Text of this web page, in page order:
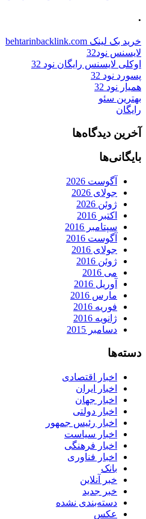
.
خرید بک لینک behtarinbacklink.com
لایسنس نود32
اوکلی لایسنس رایگان نود 32
پسورد نود 32
همیار نود 32
بهترین سئو
رایگان
آخرین دیدگاه‌ها
بایگانی‌ها
آگوست 2026
جولای 2026
ژوئن 2026
اکتبر 2016
سپتامبر 2016
آگوست 2016
جولای 2016
ژوئن 2016
می 2016
آوریل 2016
مارس 2016
فوریه 2016
ژانویه 2016
دسامبر 2015
دسته‌ها
اخبار اقتصادی
اخبار ایران
اخبار جهان
اخبار دولتی
اخبار رئیس جمهور
اخبار سیاست
اخبار فرهنگی
اخبار فناوری
بانک
خبر آنلاین
خبر جدید
دسته‌بندی نشده
عکس